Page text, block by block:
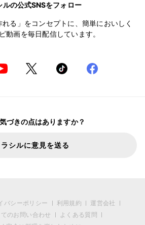
ルの公式SNSをフォロー
れる」をコンセプトに、簡単においしく
動画を毎日配信しています。
づきの点はありますか？
ラシルに意見を送る
バシーポリシー 利用規約
運営会社
のお問い合わせ
よくある質問